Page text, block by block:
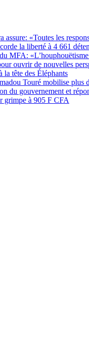
assure: «Toutes les
la liberté à 4 661
MFA:
ouvrir de nouvelles
tête des Éléphants
Touré mobilise plus
du gouvernement et
grimpe à 905 F CFA